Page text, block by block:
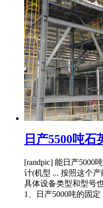
日产5500吨石
[randpic] 能日产5000
计(机型 ... 按照这个
具体设备类型和型号
1、日产5000吨的固定